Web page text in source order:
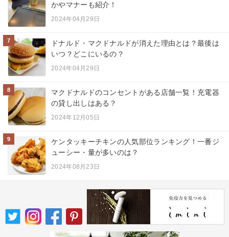
かやマナーも紹介！
2024年04月29日
7
ドナルド・マクドナルドが消えた理由とは？最後は
いつ？どこにいるの？
2024年04月29日
8
マクドナルドのコンセントがある店舗一覧！充電器
の貸し出しはある？
2024年12月05日
9
ケンタッキーチキンの人気部位ランキング！一番ジ
ューシー・量が多いのは？
2024年08月23日